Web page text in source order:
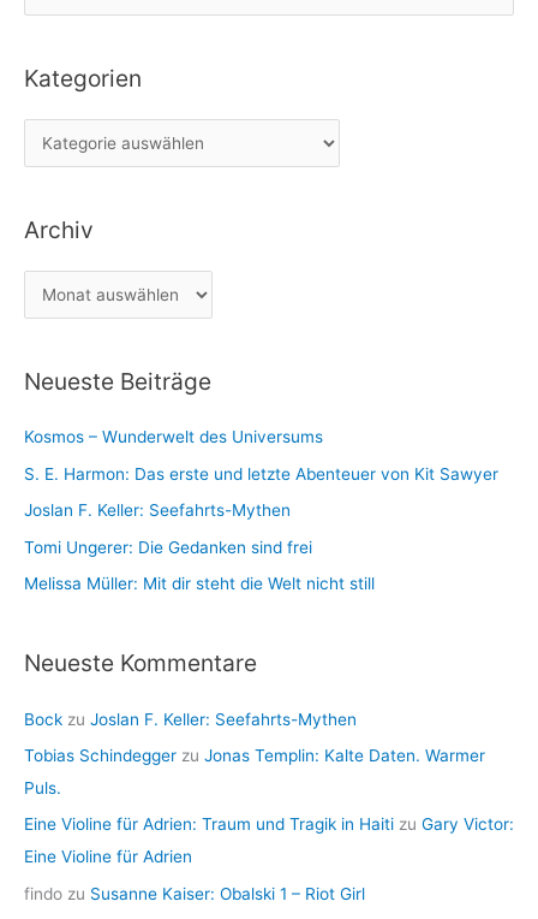
u
h
c
h
Kategorien
a
e
e
Archiv
r
h
v
Neueste Beiträge
Kosmos – Wunderwelt des Universums
S. E. Harmon: Das erste und letzte Abenteuer von Kit Sawyer
Joslan F. Keller: Seefahrts-Mythen
Tomi Ungerer: Die Gedanken sind frei
Melissa Müller: Mit dir steht die Welt nicht still
Neueste Kommentare
Bock zu Joslan F. Keller: Seefahrts-Mythen
Tobias Schindegger zu Jonas Templin: Kalte Daten. Warmer
Puls.
Eine Violine für Adrien: Traum und Tragik in Haiti zu Gary Victor:
Eine Violine für Adrien
findo zu Susanne Kaiser: Obalski 1 – Riot Girl